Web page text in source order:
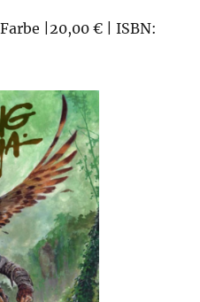
|20,00 € | ISBN: